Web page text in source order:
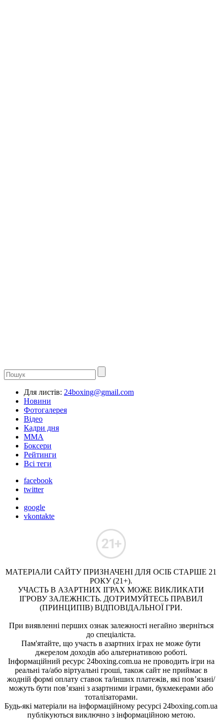
Для листів: 24boxing@gmail.com
Новини
Фотогалерея
Відео
Кадри дня
ММА
Боксери
Рейтинги
Всі теги
facebook
twitter
google
vkontakte
МАТЕРІАЛИ САЙТУ ПРИЗНАЧЕНІ ДЛЯ ОСІБ СТАРШЕ 21
РОКУ (21+).
УЧАСТЬ В АЗАРТНИХ ІГРАХ МОЖЕ ВИКЛИКАТИ
ІГРОВУ ЗАЛЕЖНІСТЬ. ДОТРИМУЙТЕСЬ ПРАВИЛ
(ПРИНЦИПІВ) ВІДПОВІДАЛЬНОЇ ГРИ.
При виявленні перших ознак залежності негайно зверніться
до спеціаліста.
Пам'ятайте, що участь в азартних іграх не може бути
джерелом доходів або альтернативою роботі.
Інформаційний ресурс 24boxing.com.ua не проводить ігри на
реальні та/або віртуальні гроші, також сайт не приймає в
жодній формі оплату ставок та/інших платежів, які пов’язані/
можуть бути пов’язані з азартними іграми, букмекерами або
тоталізаторами.
Будь-які матеріали на інформаційному ресурсі 24boxing.com.ua
публікуються виключно з інформаційною метою.